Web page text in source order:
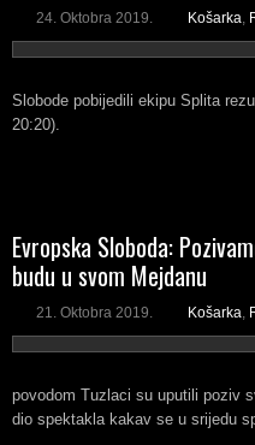
24. Oktobra 2019. Košarka,
Slobode pobijedili ekipu Splita
20:20).
Evropska Sloboda:
budu u svom Mejdanu
21. Oktobra 2019. Košarka,
povodom Tuzlaci su uputili poziv
dio spektakla kakav se u srijedu